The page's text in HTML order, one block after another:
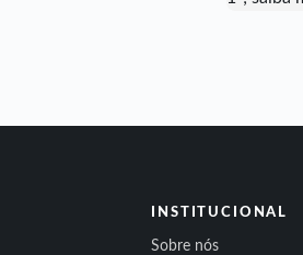
INSTITUCIONAL
Sobre nós